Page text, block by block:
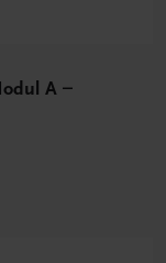
A –